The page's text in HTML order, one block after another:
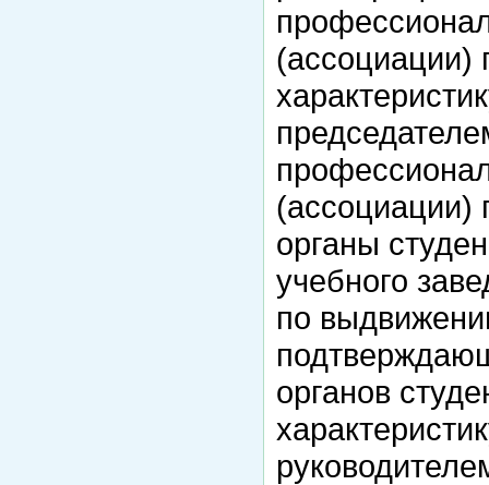
(ассоциации)
(ассоциации)
органы
учебного
по
органов